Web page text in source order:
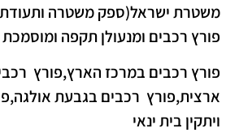
משטרת ישראל(ספק משטרה ותעודת
פורץ רכבים ומנעולן תקפה
פורץ רכבים במרכז הארץ,פורץ
ארצית,פורץ רכבים בגבעת
ויתקין בית ינאי